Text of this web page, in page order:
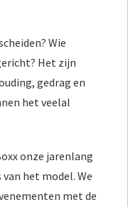
Wie
Het zijn
gedrag en
het veelal
onze jarenlang
het model. We
met de